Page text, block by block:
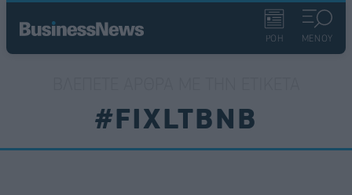
ΡΟΗ ΜΕΝΟΥ
#FIXLTBNB